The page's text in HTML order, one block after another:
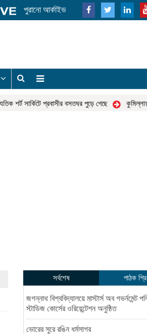
পুরানো আর্কাইভ
সার্কিটে প্রবাসীর বসতঘর পুড়ে গেছে কুমিল্লায়
সর্বশেষ পাঠক
জগন্নাথ বিশ্ববিদ্যালয়ে মাস্টার্স অব গভর্নমেন্ট
স্টাডিজ কোর্সের ওরিয়েন্টেশন অনুষ্ঠিত
ভোরের সুরে রঙিন ধর্মসাগর